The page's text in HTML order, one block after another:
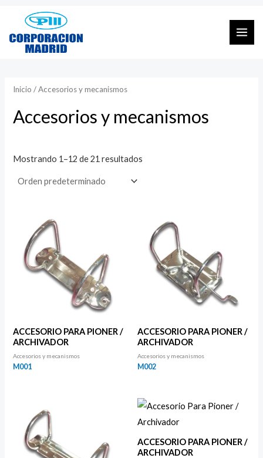
contenido
Main
Inicio / Accesorios y mecanismos
Accesorios y mecanismos
Mostrando 1–12 de 21 resultados
ACCESORIO PARA PIONER /
ARCHIVADOR
Accesorios y mecanismos
M001
ACCESORIO PARA PIONER /
ARCHIVADOR
Accesorios y mecanismos
M002
ACCESORIO PARA PIONER /
ARCHIVADOR